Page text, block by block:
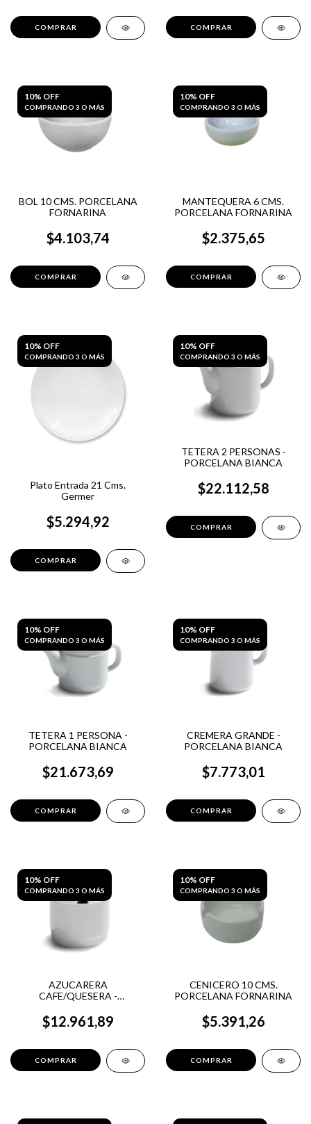
10% OFF
COMPRANDO 3 O MÁS
BOL 10 CMS. PORCELANA
FORNARINA
$4.103,74
10% OFF
COMPRANDO 3 O MÁS
MANTEQUERA 6 CMS.
PORCELANA FORNARINA
$2.375,65
10% OFF
COMPRANDO 3 O MÁS
Plato Entrada 21 Cms.
Germer
$5.294,92
10% OFF
COMPRANDO 3 O MÁS
TETERA 2 PERSONAS -
PORCELANA BIANCA
$22.112,58
10% OFF
COMPRANDO 3 O MÁS
TETERA 1 PERSONA -
PORCELANA BIANCA
$21.673,69
10% OFF
COMPRANDO 3 O MÁS
CREMERA GRANDE -
PORCELANA BIANCA
$7.773,01
10% OFF
COMPRANDO 3 O MÁS
AZUCARERA
CAFE/QUESERA -
$12.961,89
10% OFF
COMPRANDO 3 O MÁS
CENICERO 10 CMS.
PORCELANA FORNARINA
$5.391,26